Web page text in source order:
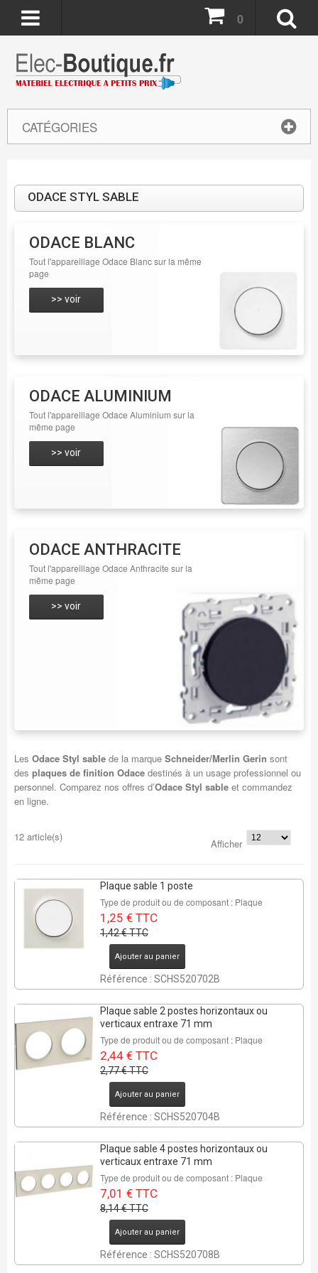
CATÉGORIES
0
ODACE STYL SABLE
ODACE BLANC
Tout l'appareillage Odace Blanc sur la même
page
>> voir
ODACE ALUMINIUM
Tout l'appareillage Odace Aluminium sur la
même page
>> voir
ODACE ANTHRACITE
Tout l'appareillage Odace Anthracite sur la
même page
>> voir
Les Odace Styl sablede la marque Schneider/Merlin Gerin sont
des plaques de finition Odacedestinés à un usage professionnel ou
personnel. Comparez nos offres d’Odace Styl sableet commandez
en ligne.
12 article(s)
Afficher
Plaque sable 1 poste
Type de produit ou de composant : Plaque
1,25 € TTC
1,42 € TTC
Ajouter au panier
Référence : SCHS520702B
Plaque sable 2 postes horizontaux ou
verticaux entraxe 71 mm
Type de produit ou de composant : Plaque
2,44 € TTC
2,77 € TTC
Ajouter au panier
Référence : SCHS520704B
Plaque sable 4 postes horizontaux ou
verticaux entraxe 71 mm
Type de produit ou de composant : Plaque
7,01 € TTC
8,14 € TTC
Ajouter au panier
Référence : SCHS520708B